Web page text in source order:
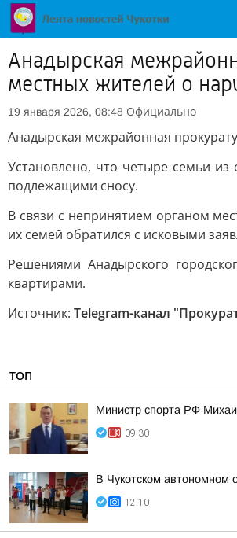
Анадырская
местных жителей о
19 января 2026, 08:48 Официально
Анадырская межрайонная
Установлено, что четыре семьи
подлежащими сносу.
В связи с непринятием органом
их семей обратился с исковыми
Решениями Анадырского
квартирами.
Источник: Telegram-канал
ТОП
Министр спорта РФ
09:30
В Чукотском автономном
12:10